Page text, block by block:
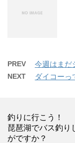
PREV 今週はまだ
NEXT ダイコーっ
釣りに行こう！
琵琶湖でバス釣り
がですか？